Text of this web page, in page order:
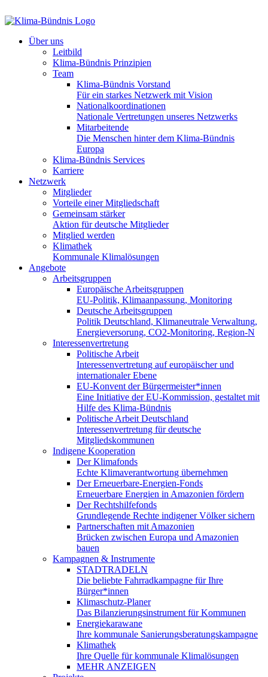
Über uns
Leitbild
Klima-Bündnis Prinzipien
Team
Klima-Bündnis Vorstand
Für ein starkes Netzwerk mit Vision
Nationalkoordinationen
Nationale Vertretungen unseres Netzwerks
Mitarbeitende
Die Menschen hinter dem Klima-Bündnis
Europa
Klima-Bündnis Services
Karriere
Netzwerk
Mitglieder
Vorteile einer Mitgliedschaft
Gemeinsam stärker
Aktion für deutsche Mitglieder
Mitglied werden
Klimathek
Kommunale Klimalösungen
Angebote
Arbeitsgruppen
Europäische Arbeitsgruppen
EU-Politik, Klimaanpassung, Monitoring
Deutsche Arbeitsgruppen
Politik Deutschland, Klimaneutrale Verwaltung,
Energieversorung, CO2-Monitoring, Region-N
Interessenvertretung
Politische Arbeit
Interessenvertretung auf europäischer und
internationaler Ebene
EU-Konvent der Bürgermeister*innen
Eine Initiative der EU-Kommission, gestaltet mit
Hilfe des Klima-Bündnis
Politische Arbeit Deutschland
Interessenvertretung für deutsche
Mitgliedskommunen
Indigene Kooperation
Der Klimafonds
Echte Klimaverantwortung übernehmen
Der Erneuerbare-Energien-Fonds
Erneuerbare Energien in Amazonien fördern
Der Rechtshilfefonds
Grundlegende Rechte indigener Völker sichern
Partnerschaften mit Amazonien
Brücken zwischen Europa und Amazonien
bauen
Kampagnen & Instrumente
STADTRADELN
Die beliebte Fahrradkampagne für Ihre
Bürger*innen
Klimaschutz-Planer
Das Bilanzierungsinstrument für Kommunen
Energiekarawane
Ihre kommunale Sanierungsberatungskampagne
Klimathek
Ihre Quelle für kommunale Klimalösungen
MEHR ANZEIGEN